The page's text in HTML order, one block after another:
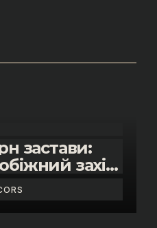
застави:
захід
Анни
про